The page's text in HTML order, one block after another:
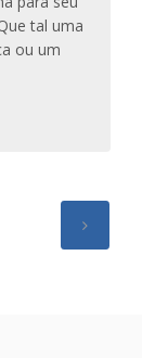
tal uma
ou um